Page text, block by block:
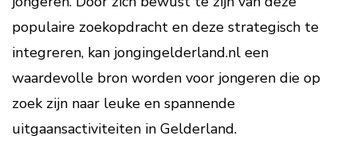
populaire zoekopdracht en deze strategisch te
integreren, kan jongingelderland.nl een
waardevolle bron worden voor jongeren die op
zoek zijn naar leuke en spannende
uitgaansactiviteiten in Gelderland.